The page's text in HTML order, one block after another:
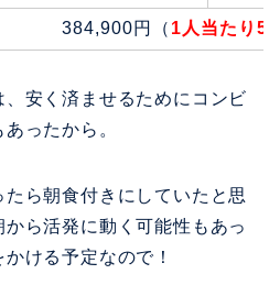
384,900円（ 1人当たり
安く済ませるためにコンビ
ったから。
ら朝食付きにしていたと思
ら活発に動く可能性もあっ
ける予定なので！